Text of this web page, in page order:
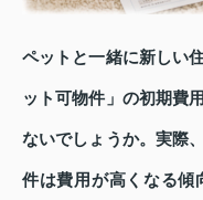
ペットと一緒に新しい
ット可物件」の初期費
ないでしょうか。実際
件は費用が高くなる傾